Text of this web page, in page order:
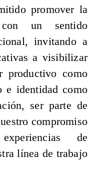
promover la
con un sentido
invitando a
a visibilizar
productivo como
e identidad como
ser parte de
compromiso
de
línea de trabajo